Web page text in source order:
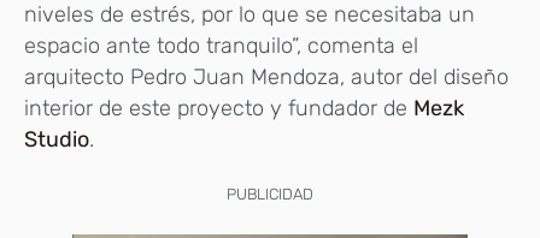
niveles de estrés, por lo que se necesitaba un
espacio ante todo tranquilo”, comenta el
arquitecto Pedro Juan Mendoza, autor del diseño
interior de este proyecto y fundador de Mezk
Studio.
PUBLICIDAD